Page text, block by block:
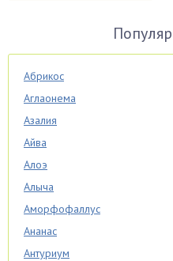
Абрикос
Аглаонема
Азалия
Айва
Алоэ
Алыча
Аморфофаллус
Ананас
Антуриум